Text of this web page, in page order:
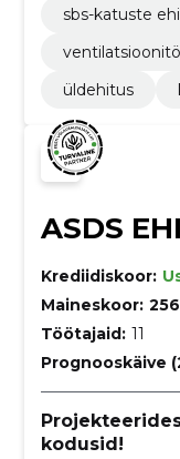
sbs-katuste
üldehitus
ASDS
Krediidiskoor:
Maineskoor:
Töötajaid: 11
Prognooskäive
kodusid!